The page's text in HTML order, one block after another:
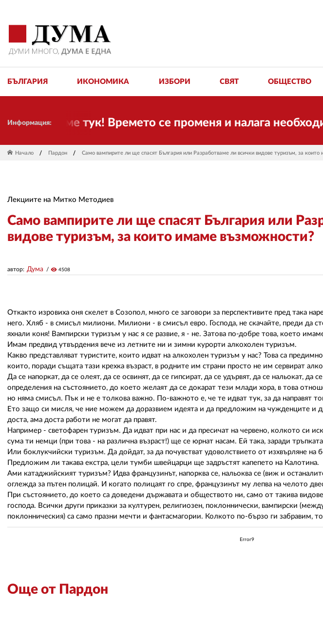
БЪЛГАРИЯ ИКОНОМИКА ИЗБОРИ СВЯТ ОБЩЕСТВО
Информация:
пак сме тук! Времето се променя и налага
Начало Пардон Само вампирите ли ще спасят България или Разработваме ли всички видове туризъм, за
Лекциите на Митко Методиев
Само вампирите ли ще спасят България или
видове туризъм, за които имаме възможности?
автор: Дума visibility 4508
Откакто изровиха оня скелет в Созопол, много се заговори за перспективите пред така
него. Хляб - в смисъл милиони. Милиони - в смисъл евро. Господа, не скачайте, преди да
яхнали коня! Вампирски туризъм у нас я се развие, я - не. Затова по-добре това, което
Имам предвид утвърдения вече из летните ни и зимни курорти алкохолен туризъм.
Какво представляват туристите, които идват на алкохолен туризъм у нас? Това са
които, поради същата тази крехка възраст, в родните им страни просто не им сервират
Да се напоркат, да се олеят, да се освинят, да се гипсират, да се удървят, да се нальокат,
определения на състоянието, до което желаят да се докарат тези млади хора, в това
но няма смисъл. Пък и не е толкова важно. По-важното е, че те идват тук, за да направят
Ето защо си мисля, че ние можем да доразвием идеята и да предложим на чужденците и
доста, ама доста работи не могат да правят.
Например - светофарен туризъм. Да идват при нас и да пресичат на червено, колкото си
сума ти немци (при това - на различна възраст!) ще се юрнат насам. Ей така, заради
Или боклукчийски туризъм. Да дойдат, за да почувстват удоволствието от изхвърляне на
Предложим ли такава екстра, цели тумби швейцарци ще задръстят капепето на Калотина.
Ами катаджийският туризъм? Идва французинът, напорква се, нальоква се (виж и
оглежда за пътен полицай. И когато полицаят го спре, французинът му лепва на челото
При състоянието, до което са доведени държавата и обществото ни, само от такива
господа. Всички други приказки за културен, религиозен, поклоннически, вампирски
поклонническия) са само празни мечти и фантасмагории. Колкото по-бързо ги забравим,
Error9
Още от Пардон